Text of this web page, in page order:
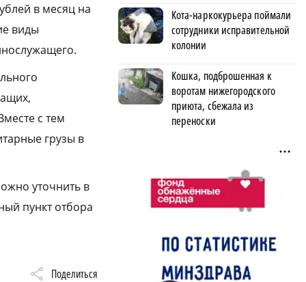
в месяц на
виды
с тем
грузы в
уточнить в
пункт отбора
Поделиться
Кота-наркокурьера поймали
сотрудники исправительной
колонии
Кошка, подброшенная к
воротам нижегородского
приюта, сбежала из
переноски